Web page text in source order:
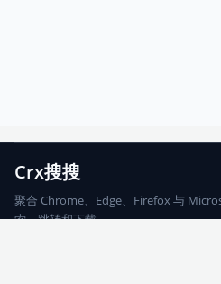
Crx搜搜
聚合 Chrome、Edge、Firefox 与
索、跳转和下载。